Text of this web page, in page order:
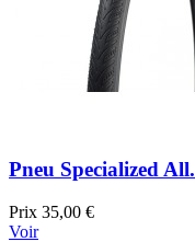
Pneu Specialized
Prix 35,00 €
Voir